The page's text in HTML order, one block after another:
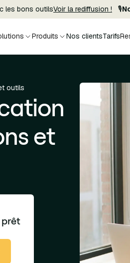
les bons outilsVoir la rediffusion ! 🎙️
Produits Nos clientsTarifs
outils
et
prêt